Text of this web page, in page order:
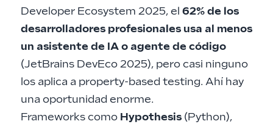
Developer Ecosystem 2025, el 62% de los
desarrolladores profesionales usa al menos
un asistente de IA o agente de código
(JetBrains DevEco 2025), pero casi ninguno
los aplica a property-based testing. Ahí hay
una oportunidad enorme.
Frameworks como Hypothesis(Python),